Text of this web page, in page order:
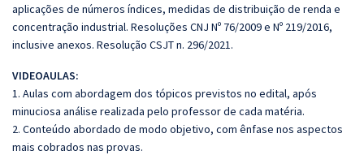
aplicações de números índices, medidas de distribuição de renda e
concentração industrial. Resoluções CNJ Nº 76/2009 e Nº 219/2016,
inclusive anexos. Resolução CSJT n. 296/2021.
VIDEOAULAS:
1. Aulas com abordagem dos tópicos previstos no edital, após
minuciosa análise realizada pelo professor de cada matéria.
2. Conteúdo abordado de modo objetivo, com ênfase nos aspectos
mais cobrados nas provas.